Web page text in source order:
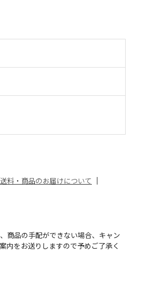
送料・商品のお届けについて
商品の手配ができない場合、キャン
内をお送りしますので予めご了承く